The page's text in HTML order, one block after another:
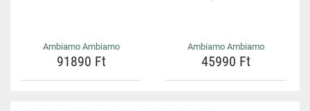
Ambiamo Ambiamo
91890 Ft
Ambiamo Ambiamo
45990 Ft